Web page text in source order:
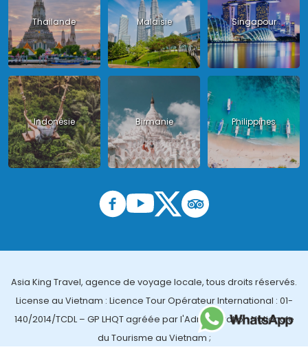
Thailande Malaisie Singapour
Indonésie Birmanie Philippines
Asia King Travel, agence de voyage locale, tous droits réservés.
License au Vietnam : Licence Tour Opérateur International : 01-
140/2014/TCDL – GP LHQT agréée par l'Administration Nationale
du Tourisme au Vietnam ;